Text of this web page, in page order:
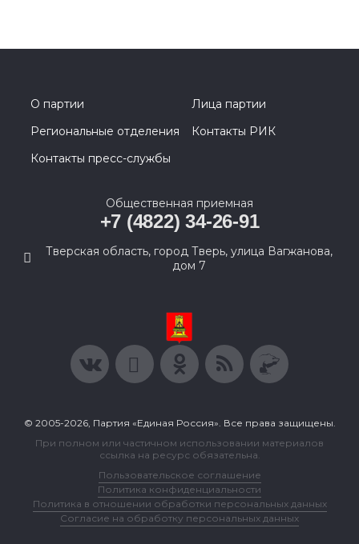
О партии
Лица партии
Региональные отделения
Контакты РИК
Контакты пресс-службы
Общественная приемная
+7 (4822) 34-26-91
Тверская область, город Тверь, улица Вагжанова,
дом 7
© 2005-2026, Партия «Единая Россия». Все права защищены.
При полном или частичном использовании материалов
ссылка на ресурс обязательна.
Пользовательское соглашение
Политика конфиденциальности
Политика в отношении обработки персональных данных
Согласие на обработку персональных данных